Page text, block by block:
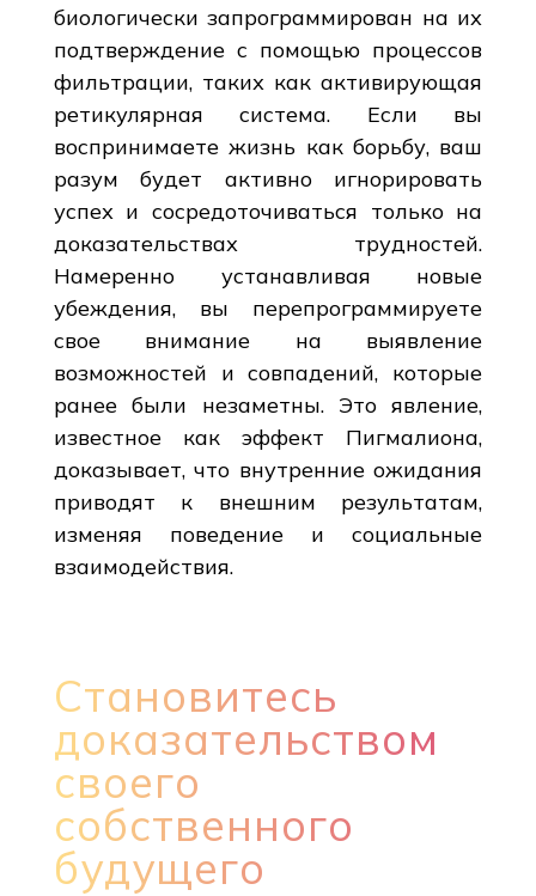
биологически запрограммирован на их
подтверждение с помощью процессов
фильтрации, таких как активирующая
ретикулярная система. Если вы
воспринимаете жизнь как борьбу, ваш
разум будет активно игнорировать
успех и сосредоточиваться только на
доказательствах трудностей.
Намеренно устанавливая новые
убеждения, вы перепрограммируете
свое внимание на выявление
возможностей и совпадений, которые
ранее были незаметны. Это явление,
известное как эффект Пигмалиона,
доказывает, что внутренние ожидания
приводят к внешним результатам,
изменяя поведение и социальные
взаимодействия.
Становитесь
доказательством
своего
собственного
будущего